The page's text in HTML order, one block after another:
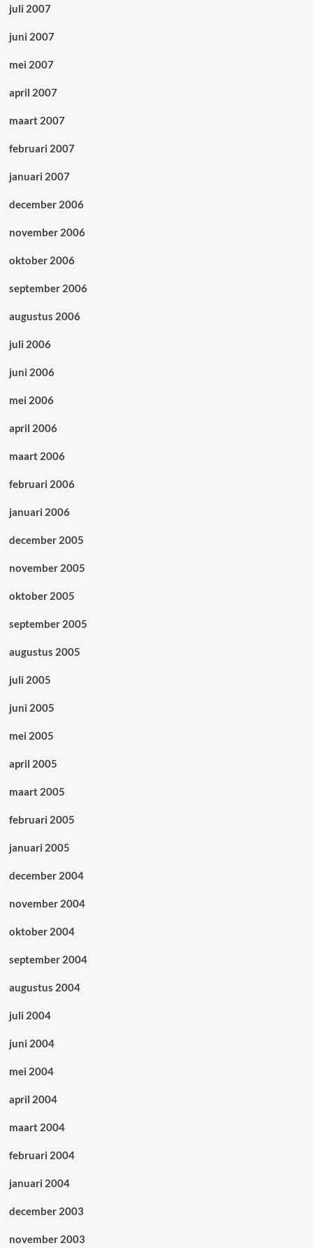
juli 2007
juni 2007
mei 2007
april 2007
maart 2007
februari 2007
januari 2007
december 2006
november 2006
oktober 2006
september 2006
augustus 2006
juli 2006
juni 2006
mei 2006
april 2006
maart 2006
februari 2006
januari 2006
december 2005
november 2005
oktober 2005
september 2005
augustus 2005
juli 2005
juni 2005
mei 2005
april 2005
maart 2005
februari 2005
januari 2005
december 2004
november 2004
oktober 2004
september 2004
augustus 2004
juli 2004
juni 2004
mei 2004
april 2004
maart 2004
februari 2004
januari 2004
december 2003
november 2003